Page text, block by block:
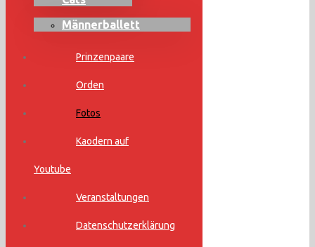
Männerballett
Prinzenpaare
Orden
Fotos
Kaodern auf
Youtube
Veranstaltungen
Datenschutzerklärung